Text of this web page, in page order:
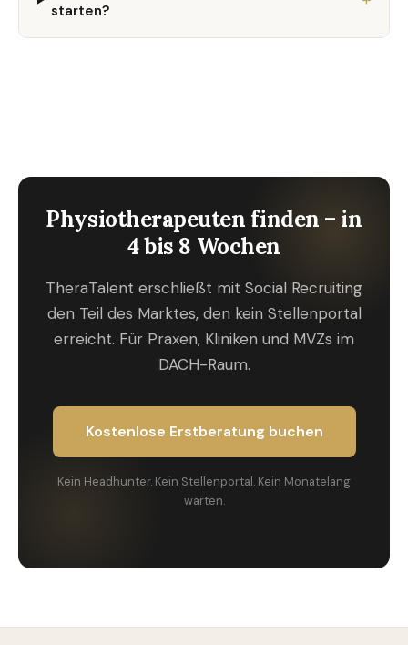
starten?
Physiotherapeuten finden – in
4 bis 8 Wochen
TheraTalent erschließt mit Social Recruiting
den Teil des Marktes, den kein Stellenportal
erreicht. Für Praxen, Kliniken und MVZs im
DACH-Raum.
Kostenlose Erstberatung buchen
Kein Headhunter. Kein Stellenportal. Kein Monatelang
warten.